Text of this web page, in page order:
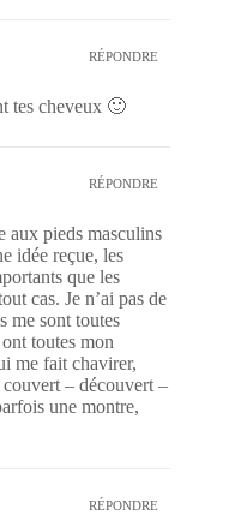
RÉPONDRE
tes cheveux 🙂
RÉPONDRE
aux pieds masculins
idée reçue, les
que les
cas. Je n’ai pas de
me sont toutes
toutes mon
me fait chavirer,
couvert – découvert –
une montre,
RÉPONDRE